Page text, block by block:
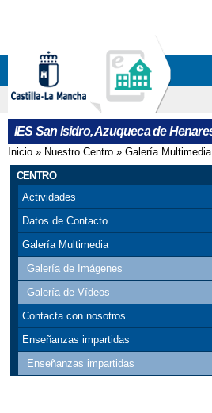
IES San Isidro, Azuqueca de
Se encuentra usted
Inicio » Nuestro Centro » Galería Multimedia
CENTRO
Actividades
Datos de Contacto
Galería Multimedia
Galería de Imágenes
Galería de Vídeos
Contacta con nosotros
Enseñanzas impartidas
Enseñanzas impartidas